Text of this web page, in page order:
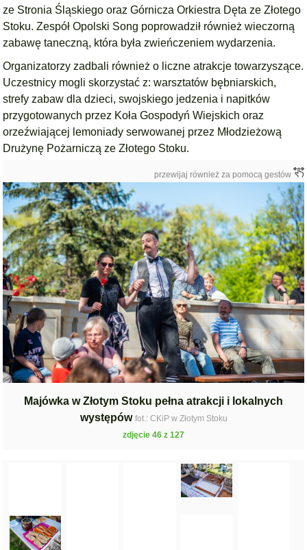
ze Stronia Śląskiego oraz Górnicza Orkiestra Dęta ze Złotego
Stoku. Zespół Opolski Song poprowadził również wieczorną
zabawę taneczną, która była zwieńczeniem wydarzenia.
Organizatorzy zadbali również o liczne atrakcje towarzyszące.
Uczestnicy mogli skorzystać z: warsztatów bębniarskich,
strefy zabaw dla dzieci, swojskiego jedzenia i napitków
przygotowanych przez Koła Gospodyń Wiejskich oraz
orzeźwiającej lemoniady serwowanej przez Młodzieżową
Drużynę Pożarniczą ze Złotego Stoku.
przewijaj również za pomocą gestów
Majówka w Złotym Stoku pełna atrakcji i lokalnych
występów fot.: CKiP w Złotym Stoku
zdjęcie 46 z 127